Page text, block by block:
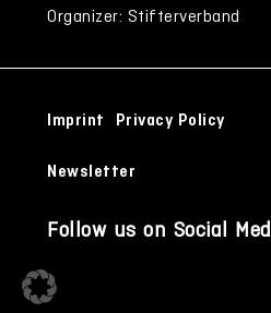
Organizer: Stifterverband
Imprint Privacy Policy
Newsletter
Follow us on Social